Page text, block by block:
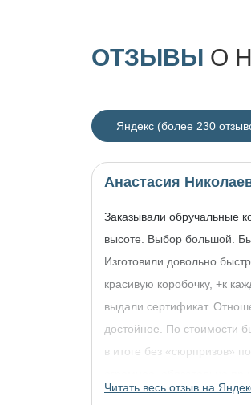
ОТЗЫВЫ О
Яндекс (более 230
Анастасия
Заказывали обручальные
высоте. Выбор большой.
Изготовили довольно
красивую коробочку, +к
выдали сертификат.
достойное. По стоимости
в итоге без «сюрпризов»
украшениями!
Читать весь отзыв на